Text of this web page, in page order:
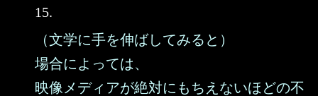
15.
（文学に手を伸ばしてみると）
場合によっては、
映像メディアが絶対にもちえないほどの不